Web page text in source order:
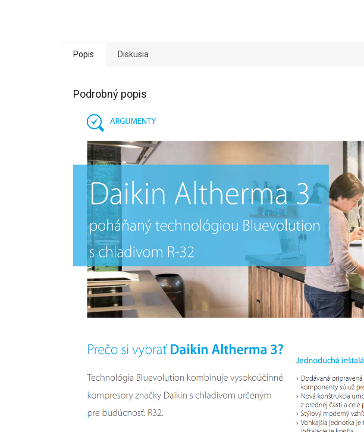
Popis Diskusia
Podrobný popis